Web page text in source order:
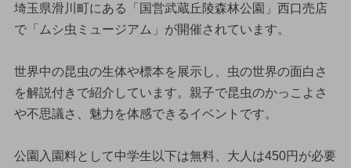
埼玉県滑川町にある「国営武蔵丘陵森林公園」西口売店
で「ムシ虫ミュージアム」が開催されています。
世界中の昆虫の生体や標本を展示し、虫の世界の面白さ
を解説付きで紹介しています。親子で昆虫のかっこよさ
や不思議さ、魅力を体感できるイベントです。
公園入園料として中学生以下は無料、大人は450円が必要